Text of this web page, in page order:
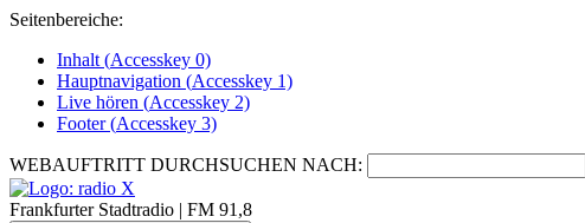
Seitenbereiche:
Inhalt (Accesskey 0)
Hauptnavigation (Accesskey 1)
Live hören (Accesskey 2)
Footer(Accesskey 3)
WEBAUFTRITT DURCHSUCHEN NACH:
Frankfurter Stadtradio | FM 91,8